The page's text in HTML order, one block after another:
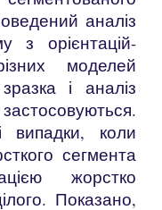
аналіз
з орієнтацій-
моделей
і аналіз
випадки, коли
сегмента
жорстко
Показано,